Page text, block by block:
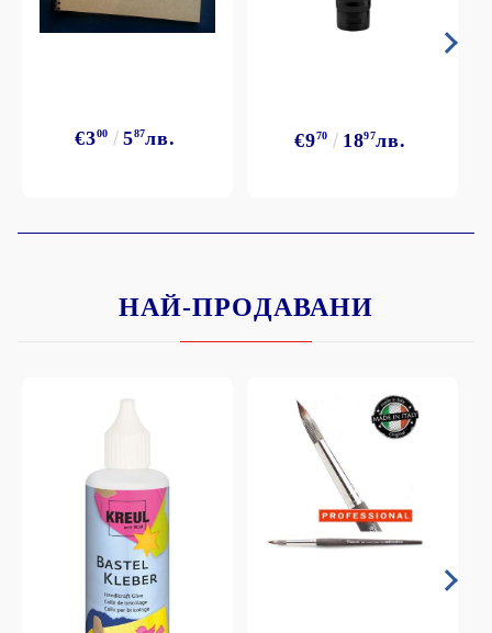
€300 587лв. €970 1897лв.
НАЙ-ПРОДАВАНИ